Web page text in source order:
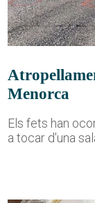
Menorca
Els fets han
a tocar d'una